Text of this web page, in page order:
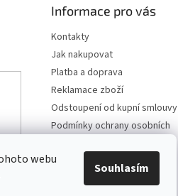
webu
Souhlasím
Informace pro vás
Kontakty
Jak nakupovat
Platba a doprava
Reklamace zboží
Odstoupení od kupní smlouvy
Podmínky ochrany osobních
Obchodní podmínky